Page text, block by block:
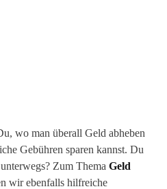
wo man überall Geld abheben
Gebühren sparen kannst. Du
Zum Thema Geld
wir ebenfalls hilfreiche